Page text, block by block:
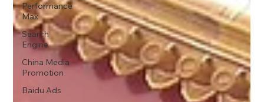
Performance
Max
Search
Engine
China Media
Promotion
Baidu Ads